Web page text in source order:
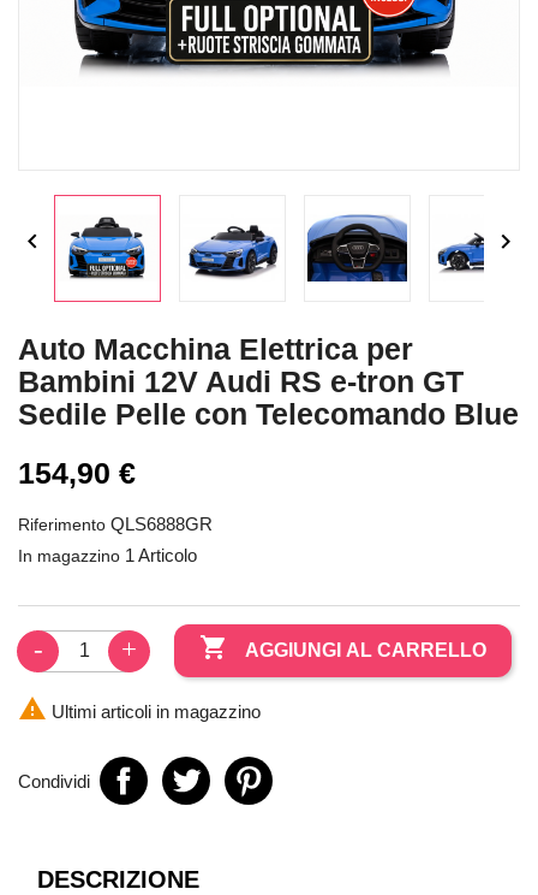
 
Auto Macchina Elettrica per
Bambini 12V Audi RS e-tron GT
Sedile Pelle con Telecomando Blue
154,90 €
Riferimento QLS6888GR
In magazzino 1 Articolo
 AGGIUNGI AL CARRELLO
 Ultimi articoli in magazzino
Condividi
DESCRIZIONE